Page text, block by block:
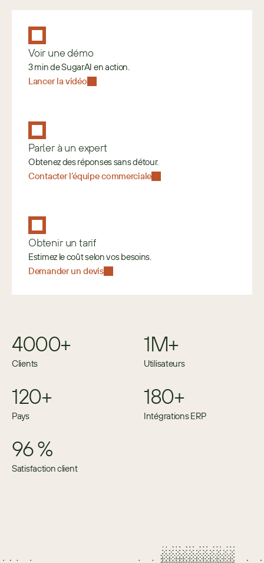
Voir une démo
3 min de SugarAI en action.
Lancer la vidéo
Parler à un expert
Obtenez des réponses sans détour.
Contacter l’équipe commerciale
Obtenir un tarif
Estimez le coût selon vos besoins.
Demander un devis
4000+
Clients
1M+
Utilisateurs
120+
Pays
180+
Intégrations ERP
96 %
Satisfaction client